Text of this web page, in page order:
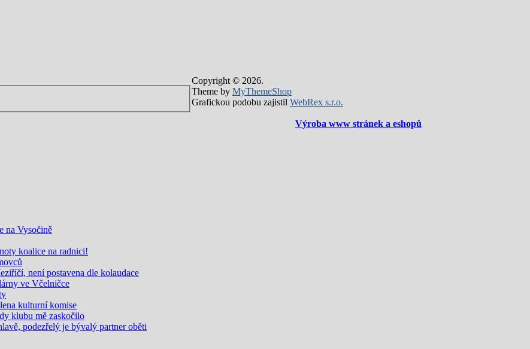
na Vysočině
koalice na radnici!
není postavena dle kolaudace
ve Včelničce
kulturní komise
klubu mě zaskočilo
podezřelý je bývalý partner oběti
Copyright © 2026.
Theme by MyThemeShop
Grafickou podobu zajistil WebRex s.r.o.
Výroba www stránek a eshopů